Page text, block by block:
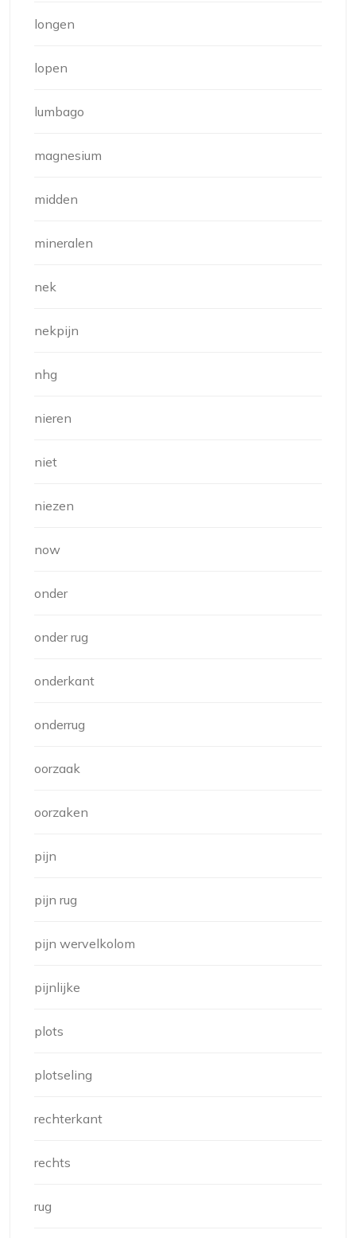
longen
lopen
lumbago
magnesium
midden
mineralen
nek
nekpijn
nhg
nieren
niet
niezen
now
onder
onder rug
onderkant
onderrug
oorzaak
oorzaken
pijn
pijn rug
pijn wervelkolom
pijnlijke
plots
plotseling
rechterkant
rechts
rug